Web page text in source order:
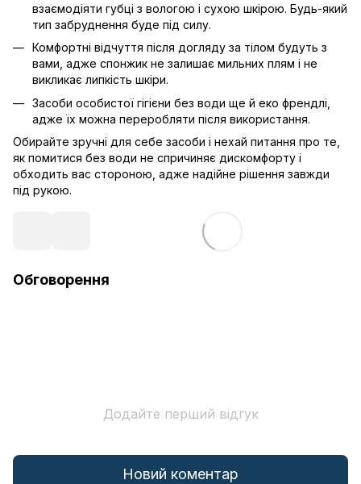
взаємодіяти губці з вологою і сухою шкірою. Будь-який
тип забруднення буде під силу.
Комфортні відчуття після догляду за тілом будуть з
вами, адже спонжик не залишає мильних плям і не
викликає липкість шкіри.
Засоби особистої гігієни без води ще й еко френдлі,
адже їх можна переробляти після використання.
Обирайте зручні для себе засоби і нехай питання про те,
як помитися без води не спричиняє дискомфорту і
обходить вас стороною, адже надійне рішення завжди
під рукою.
Обговорення
Додайте перший відгук
Новий коментар